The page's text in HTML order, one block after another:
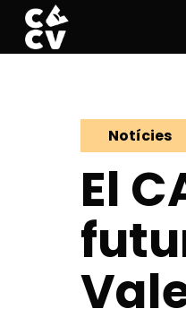
main
Notícies
El